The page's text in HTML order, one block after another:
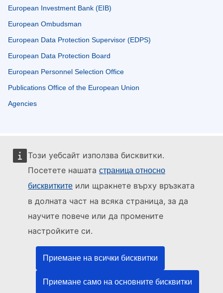
Този уебсайт използва бисквитки.
Посетете нашата страница относно
бисквитките или щракнете върху връзката
в долната част на всяка страница, за да
научите повече или да промените
настройките си.
Приемане на всички бисквитки
Приемане само на основните бисквитки
European Investment Bank (EIB)
European Ombudsman
European Data Protection Supervisor (EDPS)
European Data Protection Board
European Personnel Selection Office
Publications Office of the European Union
Agencies